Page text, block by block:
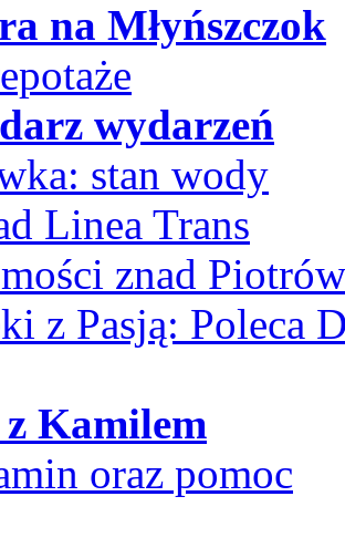
na Młyńszczok
wydarzeń
stan wody
Linea Trans
znad
z Pasją: Poleca
Kamilem
oraz pomoc